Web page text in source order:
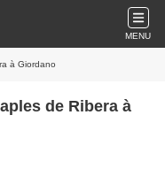
MENU
à Giordano
de Ribera à